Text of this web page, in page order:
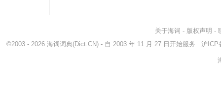
关于海词 - 版权声明 -
©2003 - 2026 海词词典(Dict.CN) - 自 2003 年 11 月 27 日开始服务 沪ICP